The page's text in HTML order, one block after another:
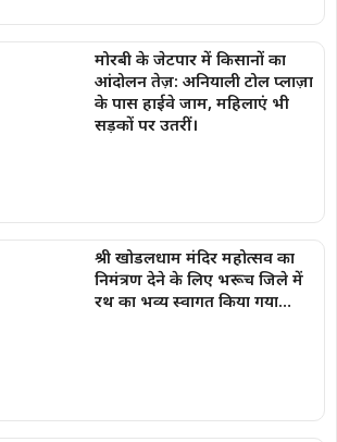
मोरबी के जेटपार में किसानों का
आंदोलन तेज़: अनियाली टोल प्लाज़ा
के पास हाईवे जाम, महिलाएं भी
सड़कों पर उतरीं।
श्री खोडलधाम मंदिर महोत्सव का
निमंत्रण देने के लिए भरूच जिले में
रथ का भव्य स्वागत किया गया…